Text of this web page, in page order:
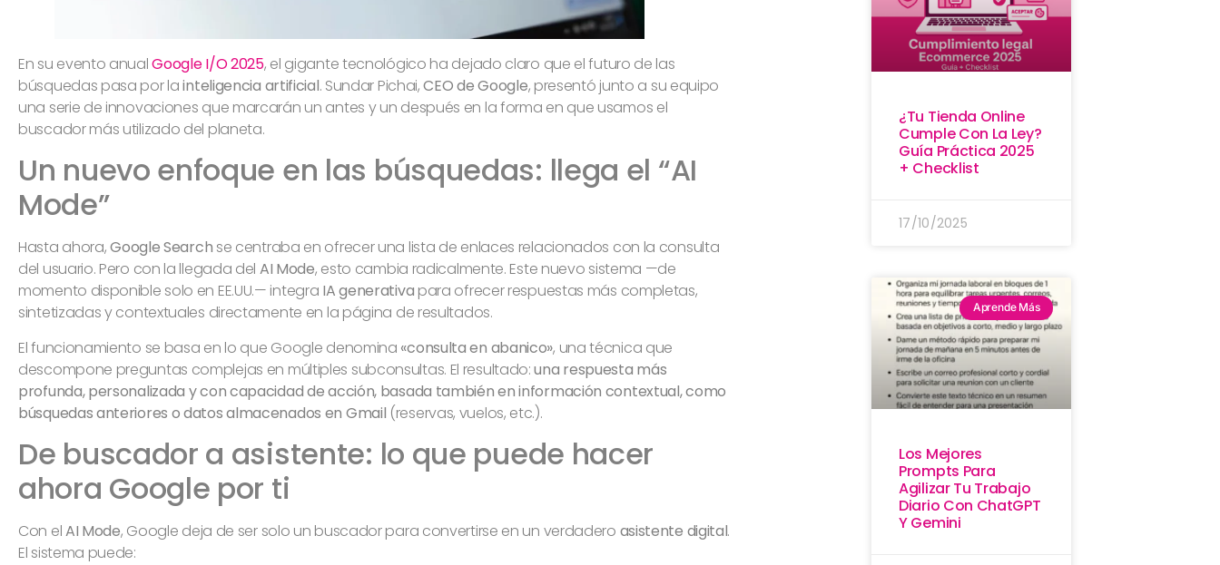
En su evento anualGoogle I/O 2025, el gigante tecnológico ha dejado claro que el futuro de las
búsquedas pasa por lainteligencia artificial. Sundar Pichai,CEO de Google, presentó junto a su equipo
una serie de innovaciones que marcarán un antes y un después en la forma en que usamos el
buscador más utilizado del planeta.
Un nuevo enfoque en las búsquedas: llega el “AI
Mode”
Hasta ahora,Google Search se centraba en ofrecer una lista de enlaces relacionados con la consulta
del usuario. Pero con la llegada del AI Mode, esto cambia radicalmente. Este nuevo sistema —de
momento disponible solo en EE.UU.— integra IA generativa para ofrecer respuestas más completas,
sintetizadas y contextuales directamente en la página de resultados.
El funcionamiento se basa en lo que Google denomina «consulta en abanico», una técnica que
descompone preguntas complejas en múltiples subconsultas. El resultado:una respuesta más
profunda, personalizada y con capacidad de acción, basada también en información contextual, como
búsquedas anteriores o datos almacenados en Gmail (reservas, vuelos, etc.).
De buscador a asistente: lo que puede hacer
ahora Google por ti
Con elAI Mode, Google deja de ser solo un buscador para convertirse en un verdadero asistente digital.
El sistema puede:
¿Tu Tienda Online
Cumple Con La Ley?
Guía Práctica 2025
+ Checklist
17/10/2025
Aprende Más
Los Mejores
Prompts Para
Agilizar Tu Trabajo
Diario Con ChatGPT
Y Gemini